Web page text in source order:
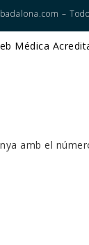
–
amb el